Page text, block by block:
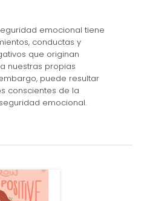
emocional tiene
conductas y
que originan
nuestras propias
puede resultar
conscientes de la
emocional.